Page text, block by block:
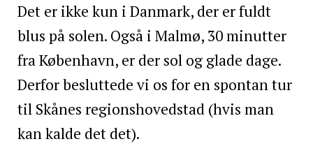
Det er ikke kun i Danmark, der er fuldt
blus på solen. Også i Malmø, 30 minutter
fra København, er der sol og glade dage.
Derfor besluttede vi os for en spontan tur
til Skånes regionshovedstad (hvis man
kan kalde det det).